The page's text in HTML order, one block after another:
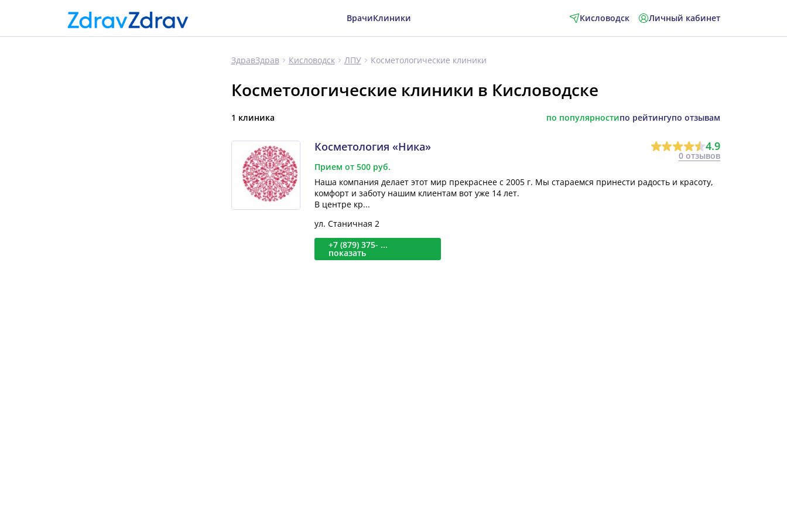
ВрачиКлиники Кисловодск Личный кабинет
ЗдравЗдрав Кисловодск ЛПУ Косметологические клиники
Косметологические клиники в Кисловодске
1 клиника по популярностипо рейтингупо отзывам
Косметология «Ника» 4.9
0 отзывов
Прием от 500 руб.
Наша компания делает этот мир прекраснее с 2005 г. Мы стараемся принести радость и красоту,
комфорт и заботу нашим клиентам вот уже 14 лет.
В центре кр...
ул. Станичная 2
+7 (879) 375- ...
показать